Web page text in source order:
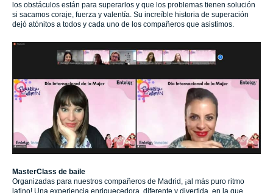
los obstáculos están para superarlos y que los problemas tienen solución
si sacamos coraje, fuerza y valentía. Su increíble historia de superación
dejó atónitos a todos y cada uno de los compañeros que asistimos.
MasterClass de baile
Organizadas para nuestros compañeros de Madrid, ¡al más puro ritmo
latino! Una experiencia enriquecedora, diferente y divertida, en la que